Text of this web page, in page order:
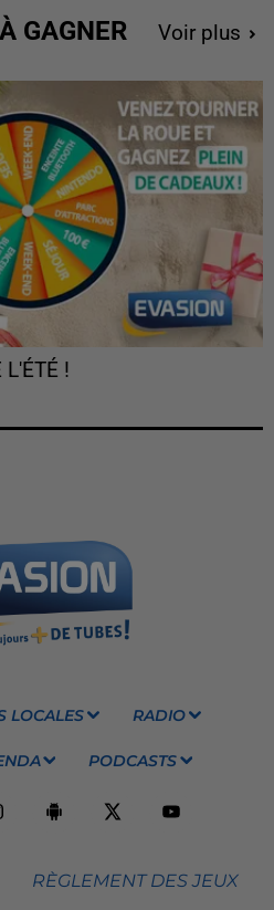
GAGNER Voir plus
L'ÉTÉ !
LOCALES RADIO
PODCASTS
RÈGLEMENT DES JEUX